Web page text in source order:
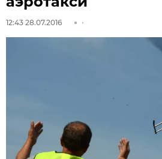
12:43 28.07.2016